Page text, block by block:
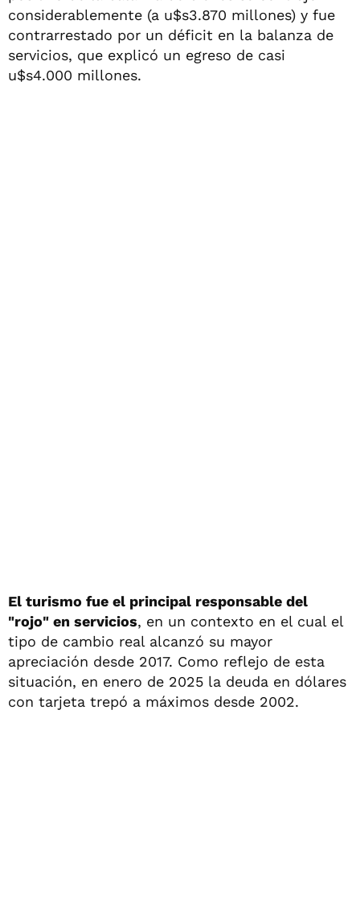
considerablemente (a u$s3.870 millones) y fue
contrarrestado por un déficit en la balanza de
servicios, que explicó un egreso de casi
u$s4.000 millones.
El turismo fue el principal responsable del
"rojo" en servicios, en un contexto en el cual el
tipo de cambio real alcanzó su mayor
apreciación desde 2017. Como reflejo de esta
situación, en enero de 2025 la deuda en dólares
con tarjeta trepó a máximos desde 2002.